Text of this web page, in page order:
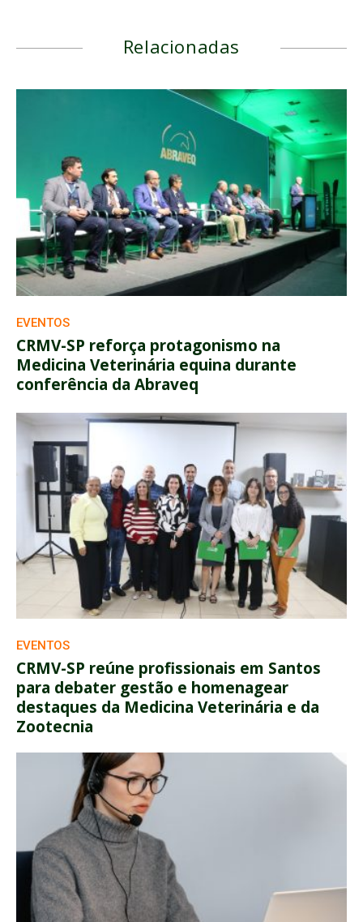
Relacionadas
EVENTOS
CRMV-SP reforça protagonismo na
Medicina Veterinária equina durante
conferência da Abraveq
EVENTOS
CRMV-SP reúne profissionais em Santos
para debater gestão e homenagear
destaques da Medicina Veterinária e da
Zootecnia